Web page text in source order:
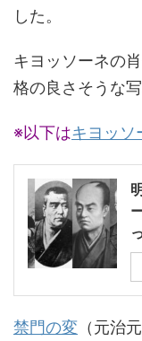
した。
キヨッソーネの
格の良さそうな
※以下はキヨッソ
禁門の変 （元治